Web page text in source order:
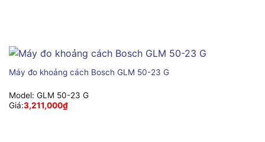
Máy đo khoảng cách Bosch GLM 50-23 G
Model: GLM 50-23 G
Giá:3,211,000₫